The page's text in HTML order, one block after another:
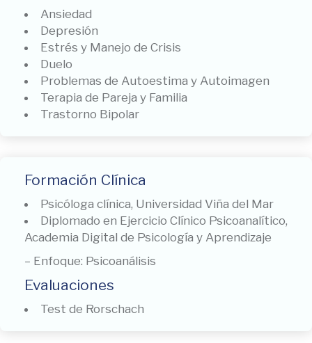
Ansiedad
Depresión
Estrés y Manejo de Crisis
Duelo
Problemas de Autoestima y Autoimagen
Terapia de Pareja y Familia
Trastorno Bipolar
Formación Clínica
Psicóloga clínica, Universidad Viña del Mar
Diplomado en Ejercicio Clínico Psicoanalítico,
Academia Digital de Psicología y Aprendizaje
– Enfoque: Psicoanálisis
Evaluaciones
Test de Rorschach